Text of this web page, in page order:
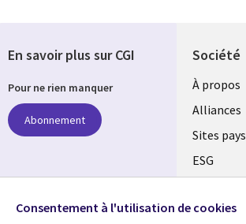
Société
À propos
Alliances
Sites pays
ESG
Fusions
En savoir plus sur CGI
Pour ne rien manquer
Abonnement
Suivez-nous
Consentement à l'utilisation de cookies